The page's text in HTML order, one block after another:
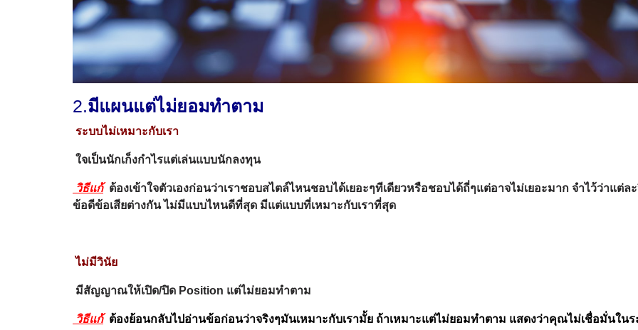
2.มีแผนแต่ไม่ยอมทำตาม
ระบบไม่เหมาะกับเรา
ใจเป็นนักเก็งกำไรแต่เล่นแบบนักลงทุน
วิธีแก้ ต้องเข้าใจตัวเองก่อนว่าเราชอบสไตล์ไหนชอบได้เยอะๆทีเดียวหรือชอบได้ถี่ๆแต่อาจไม่เยอะมาก จำไว้ว่าแต่ล
ข้อดีข้อเสียต่างกัน ไม่มีแบบไหนดีที่สุด มีแต่แบบที่เหมาะกับเราที่สุด
ไม่มีวินัย
มีสัญญาณให้เปิด/ปิด Position แต่ไม่ยอมทำตาม
วิธีแก้ ต้องย้อนกลับไปอ่านข้อก่อนว่าจริงๆมันเหมาะกับเรามั้ย ถ้าเหมาะแต่ไม่ยอมทำตาม แสดงว่าคุณไม่เชื่อมั่นในร